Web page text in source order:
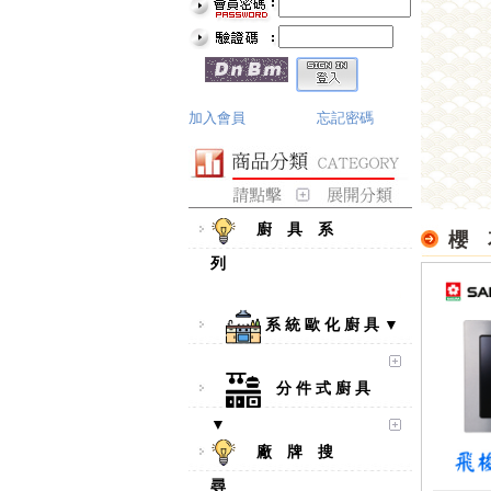
加入會員 忘記密碼
廚 具 系
列
系 統 歐 化 廚 具 ▼
分 件 式 廚 具
▼
廠 牌 搜
尋
櫻